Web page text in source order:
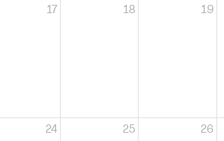
17 18 19
24 25 26